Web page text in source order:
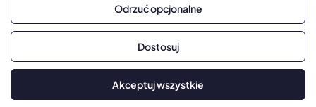
Copyright © 2026, Gadżetowy.pl, All Rights Reserved, Platforma
Odrzuć opcjonalne
Dostosuj
Akceptuj wszystkie